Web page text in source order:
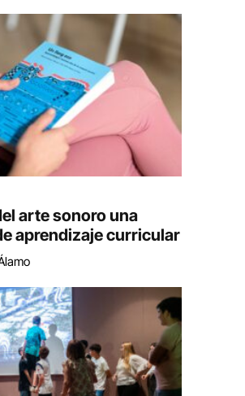
arte sonoro una
aprendizaje curricular